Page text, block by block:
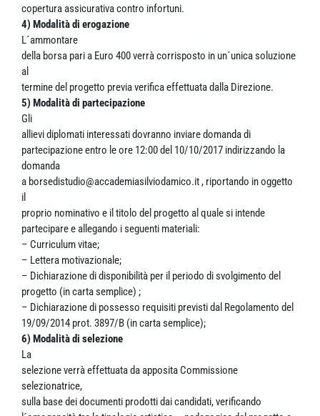
copertura assicurativa contro infortuni.
4) Modalità di erogazione
L´ammontare
della borsa pari a Euro 400 verrà corrisposto in un´unica soluzione
al
termine del progetto previa verifica effettuata dalla Direzione.
5) Modalità di partecipazione
Gli
allievi diplomati interessati dovranno inviare domanda di
partecipazione entro le ore 12:00 del 10/10/2017 indirizzando la
domanda
a borsedistudio@accademiasilviodamico.it , riportando in oggetto
il
proprio nominativo e il titolo del progetto al quale si intende
partecipare e allegando i seguenti materiali:
– Curriculum vitae;
– Lettera motivazionale;
– Dichiarazione di disponibilità per il periodo di svolgimento del
progetto (in carta semplice) ;
– Dichiarazione di possesso requisiti previsti dal Regolamento del
19/09/2014 prot. 3897/B (in carta semplice);
6) Modalità di selezione
La
selezione verrà effettuata da apposita Commissione
selezionatrice,
sulla base dei documenti prodotti dai candidati, verificando